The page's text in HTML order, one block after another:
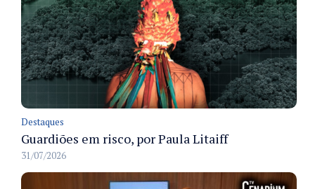
Destaques
Guardiões em risco, por Paula Litaiff
31/07/2026